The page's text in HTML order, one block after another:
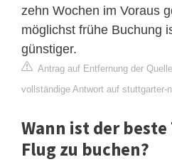
zehn Wochen im Voraus
möglichst frühe Buchung
günstiger.
Antrag auf Entfernung der Quelle
vollständige Antwort auf stuttgarter-
Wann ist der beste
Flug zu buchen?